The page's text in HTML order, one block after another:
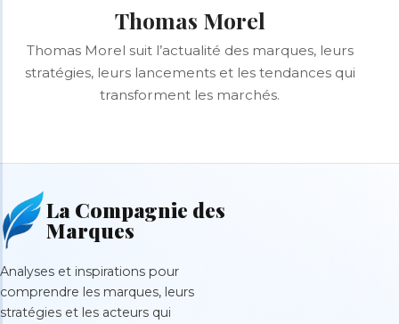
Thomas Morel
Thomas Morel suit l’actualité des marques, leurs
stratégies, leurs lancements et les tendances qui
transforment les marchés.
La Compagnie des
Marques
Analyses et inspirations pour
comprendre les marques, leurs
stratégies et les acteurs qui